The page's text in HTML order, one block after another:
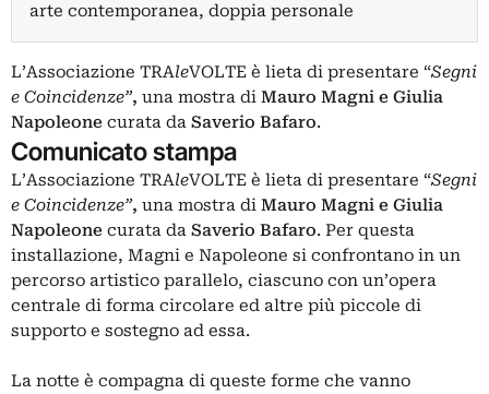
arte contemporanea, doppia personale
L’Associazione TRAleVOLTE è lieta di presentare “Segni
e Coincidenze”, una mostra di Mauro Magni e Giulia
Napoleone curata da Saverio Bafaro.
Comunicato stampa
L’Associazione TRAleVOLTE è lieta di presentare “Segni
e Coincidenze”, una mostra di Mauro Magni e Giulia
Napoleone curata da Saverio Bafaro. Per questa
installazione, Magni e Napoleone si confrontano in un
percorso artistico parallelo, ciascuno con un’opera
centrale di forma circolare ed altre più piccole di
supporto e sostegno ad essa.
La notte è compagna di queste forme che vanno